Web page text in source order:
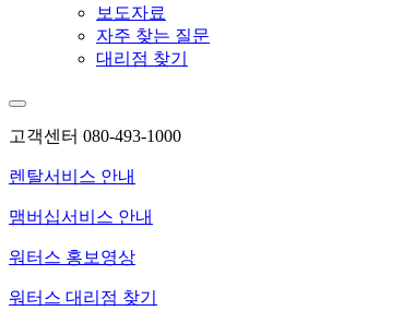
보도자료
자주 찾는 질문
대리점 찾기
고객센터 080-493-1000
렌탈서비스 안내
맴버십서비스 안내
워터스 홍보영상
워터스 대리점 찾기